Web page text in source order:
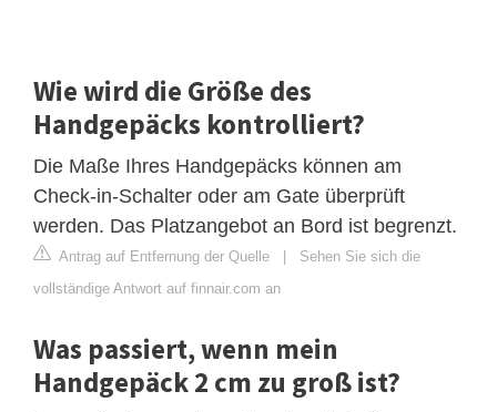
Wie wird die Größe des
Handgepäcks kontrolliert?
Die Maße Ihres Handgepäcks können am
Check-in-Schalter oder am Gate überprüft
werden. Das Platzangebot an Bord ist begrenzt.
Antrag auf Entfernung der Quelle
Sehen Sie sich die
vollständige Antwort auf finnair.com an
Was passiert, wenn mein
Handgepäck 2 cm zu groß ist?